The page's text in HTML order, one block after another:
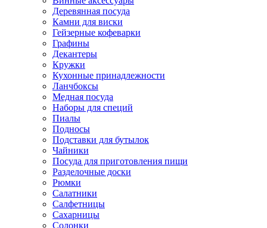
Деревянная посуда
Камни для виски
Гейзерные кофеварки
Графины
Декантеры
Кружки
Кухонные принадлежности
Ланчбоксы
Медная посуда
Наборы для специй
Пиалы
Подносы
Подставки для бутылок
Чайники
Посуда для приготовления пищи
Разделочные доски
Рюмки
Салатники
Салфетницы
Сахарницы
Солонки